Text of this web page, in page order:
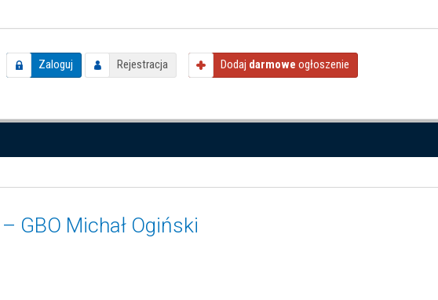
Zaloguj Rejestracja Dodaj darmowe ogłoszenie
GBO Michał Ogiński